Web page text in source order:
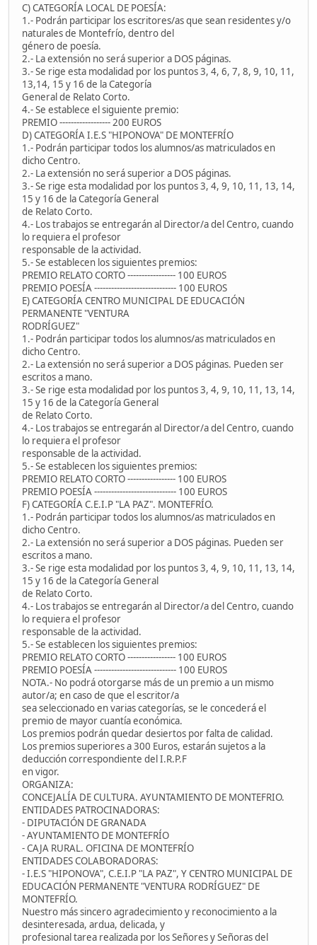
C) CATEGORÍA LOCAL DE POESÍA:
1.- Podrán participar los escritores/as que sean residentes y/o
naturales de Montefrío, dentro del
género de poesía.
2.- La extensión no será superior a DOS páginas.
3.- Se rige esta modalidad por los puntos 3, 4, 6, 7, 8, 9, 10, 11,
13,14, 15 y 16 de la Categoría
General de Relato Corto.
4.- Se establece el siguiente premio:
PREMIO ------------------ 200 EUROS
D) CATEGORÍA I.E.S "HIPONOVA" DE MONTEFRÍO
1.- Podrán participar todos los alumnos/as matriculados en
dicho Centro.
2.- La extensión no será superior a DOS páginas.
3.- Se rige esta modalidad por los puntos 3, 4, 9, 10, 11, 13, 14,
15 y 16 de la Categoría General
de Relato Corto.
4.- Los trabajos se entregarán al Director/a del Centro, cuando
lo requiera el profesor
responsable de la actividad.
5.- Se establecen los siguientes premios:
PREMIO RELATO CORTO ----------------- 100 EUROS
PREMIO POESÍA ----------------------------- 100 EUROS
E) CATEGORÍA CENTRO MUNICIPAL DE EDUCACIÓN
PERMANENTE "VENTURA
RODRÍGUEZ"
1.- Podrán participar todos los alumnos/as matriculados en
dicho Centro.
2.- La extensión no será superior a DOS páginas. Pueden ser
escritos a mano.
3.- Se rige esta modalidad por los puntos 3, 4, 9, 10, 11, 13, 14,
15 y 16 de la Categoría General
de Relato Corto.
4.- Los trabajos se entregarán al Director/a del Centro, cuando
lo requiera el profesor
responsable de la actividad.
5.- Se establecen los siguientes premios:
PREMIO RELATO CORTO ----------------- 100 EUROS
PREMIO POESÍA ----------------------------- 100 EUROS
F) CATEGORÍA C.E.I.P "LA PAZ". MONTEFRÍO.
1.- Podrán participar todos los alumnos/as matriculados en
dicho Centro.
2.- La extensión no será superior a DOS páginas. Pueden ser
escritos a mano.
3.- Se rige esta modalidad por los puntos 3, 4, 9, 10, 11, 13, 14,
15 y 16 de la Categoría General
de Relato Corto.
4.- Los trabajos se entregarán al Director/a del Centro, cuando
lo requiera el profesor
responsable de la actividad.
5.- Se establecen los siguientes premios:
PREMIO RELATO CORTO ----------------- 100 EUROS
PREMIO POESÍA ----------------------------- 100 EUROS
NOTA.- No podrá otorgarse más de un premio a un mismo
autor/a; en caso de que el escritor/a
sea seleccionado en varias categorías, se le concederá el
premio de mayor cuantía económica.
Los premios podrán quedar desiertos por falta de calidad.
Los premios superiores a 300 Euros, estarán sujetos a la
deducción correspondiente del I.R.P.F
en vigor.
ORGANIZA:
CONCEJALÍA DE CULTURA. AYUNTAMIENTO DE MONTEFRIO.
ENTIDADES PATROCINADORAS:
- DIPUTACIÓN DE GRANADA
- AYUNTAMIENTO DE MONTEFRÍO
- CAJA RURAL. OFICINA DE MONTEFRÍO
ENTIDADES COLABORADORAS:
- I.E.S "HIPONOVA", C.E.I.P "LA PAZ", Y CENTRO MUNICIPAL DE
EDUCACIÓN PERMANENTE "VENTURA RODRÍGUEZ" DE
MONTEFRÍO.
Nuestro más sincero agradecimiento y reconocimiento a la
desinteresada, ardua, delicada, y
profesional tarea realizada por los Señores y Señoras del